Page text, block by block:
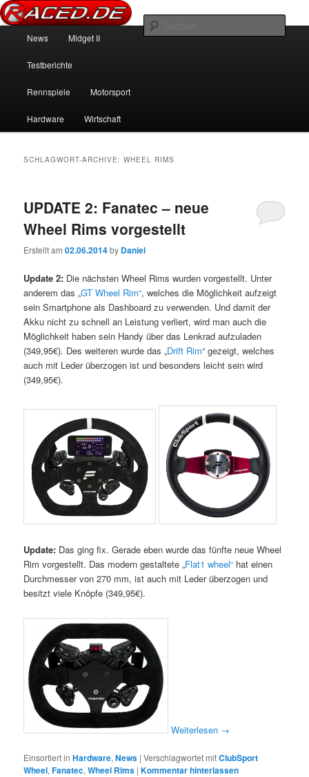
Raced.de
News über Rennspiele und der echten Autowelt
Zum Inhalt wechseln
Zum sekundären Inhalt wechseln
News Midget II
Testberichte
Rennspiele Motorsport
Hardware Wirtschaft
SCHLAGWORT-ARCHIVE:WHEEL RIMS
UPDATE 2: Fanatec – neue
Wheel Rims vorgestellt
Erstellt am02.06.2014by Daniel
Update 2: Die nächsten Wheel Rims wurden vorgestellt. Unter
anderem das „GT Wheel Rim“, welches die Möglichkeit aufzeigt
sein Smartphone als Dashboard zu verwenden. Und damit der
Akku nicht zu schnell an Leistung verliert, wird man auch die
Möglichkeit haben sein Handy über das Lenkrad aufzuladen
(349,95€). Des weiteren wurde das „Drift Rim“ gezeigt, welches
auch mit Leder überzogen ist und besonders leicht sein wird
(349,95€).
Update: Das ging fix. Gerade eben wurde das fünfte neue Wheel
Rim vorgestellt. Das modern gestaltete „Flat1 wheel“ hat einen
Durchmesser von 270 mm, ist auch mit Leder überzogen und
besitzt viele Knöpfe (349,95€).
Weiterlesen →
Einsortiert in Hardware,News |Verschlagwortet mitClubSport
Wheel,Fanatec,Wheel Rims |Kommentar hinterlassen